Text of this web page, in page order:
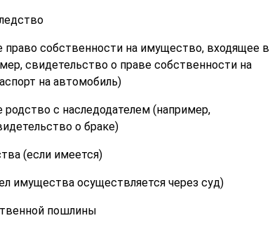
собственности на имущество, входящее в
свидетельство о праве собственности на
на автомобиль)
с наследодателем (например,
о браке)
(если имеется)
имущества осуществляется через суд)
пошлины